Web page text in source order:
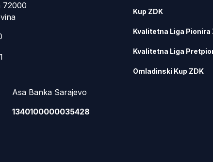
72000
Asa Banka Sarajevo
1340100000035428
Kup ZDK
Kvalitetna Liga Pionira
Kvalitetna Liga
Omladinski Kup ZDK